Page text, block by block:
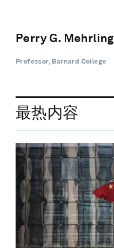
Perry G. Mehrling
Professor, Barnard College
最热内容